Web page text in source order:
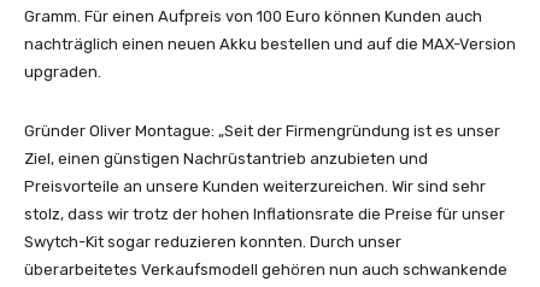
Gramm. Für einen Aufpreis von 100 Euro können Kunden auch
nachträglich einen neuen Akku bestellen und auf die MAX-Version
upgraden.
Gründer Oliver Montague: „Seit der Firmengründung ist es unser
Ziel, einen günstigen Nachrüstantrieb anzubieten und
Preisvorteile an unsere Kunden weiterzureichen. Wir sind sehr
stolz, dass wir trotz der hohen Inflationsrate die Preise für unser
Swytch-Kit sogar reduzieren konnten. Durch unser
überarbeitetes Verkaufsmodell gehören nun auch schwankende